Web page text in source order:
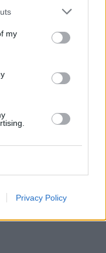
my
Privacy Policy